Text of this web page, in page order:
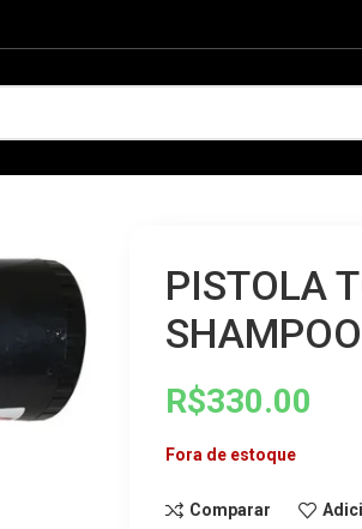
PISTOLA
R$330.00
Fora de estoque
Comparar